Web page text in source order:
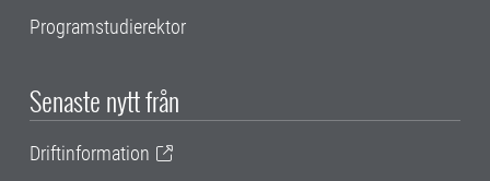
Programstudierektor
Senaste nytt från
Driftinformation